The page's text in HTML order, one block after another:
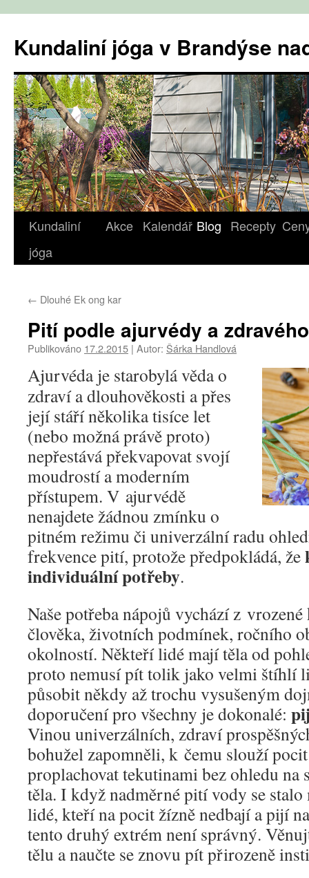
obsahu
webu
Kundaliní jóga v Brandýse
Kundaliní
jóga
Akce Kalendář Blog Recepty
← Dlouhé Ek ong kar
Pití podle ajurvédy a
Publikováno 17.2.2015 | Autor: Šárka Handlová
Ajurvéda je starobylá věda o
zdraví a dlouhověkosti a přes
její stáří několika tisíce let
(nebo možná právě proto)
nepřestává překvapovat svojí
moudrostí a moderním
přístupem. V ajurvédě
nenajdete žádnou zmínku o
pitném režimu či univerzální radu
frekvence pití, protože předpokládá, že
individuální potřeby.
Naše potřeba nápojů vychází z
člověka, životních podmínek, ročního
okolností. Někteří lidé mají těla od
proto nemusí pít tolik jako velmi štíhlí
působit někdy až trochu vysušeným
doporučení pro všechny je dokonalé:
Vinou univerzálních, zdraví
bohužel zapomněli, k čemu slouží
proplachovat tekutinami bez ohledu na
těla. I když nadměrné pití vody se
lidé, kteří na pocit žízně nedbají a pijí
tento druhý extrém není správný.
tělu a naučte se znovu pít přirozeně